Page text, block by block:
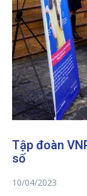
Tập đoàn
số
10/04/2023